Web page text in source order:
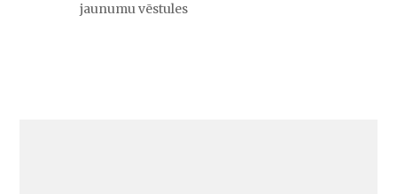
jaunumu vēstules